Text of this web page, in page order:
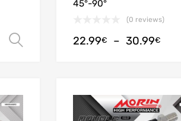
Choix des options
45°-90°
(0 reviews)
22.99€ – 30.99€
Add to Wishlist